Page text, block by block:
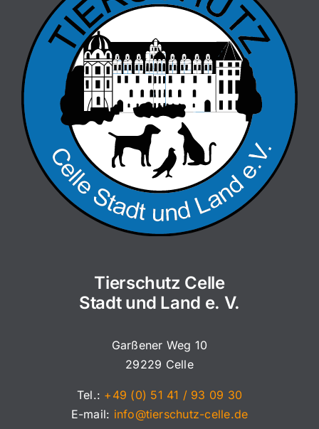
Tierschutz Celle
Stadt und Land e. V.
Garßener Weg 10
29229 Celle
Tel.: +49 (0) 51 41 / 93 09 30
E-mail: info@tierschutz-celle.de